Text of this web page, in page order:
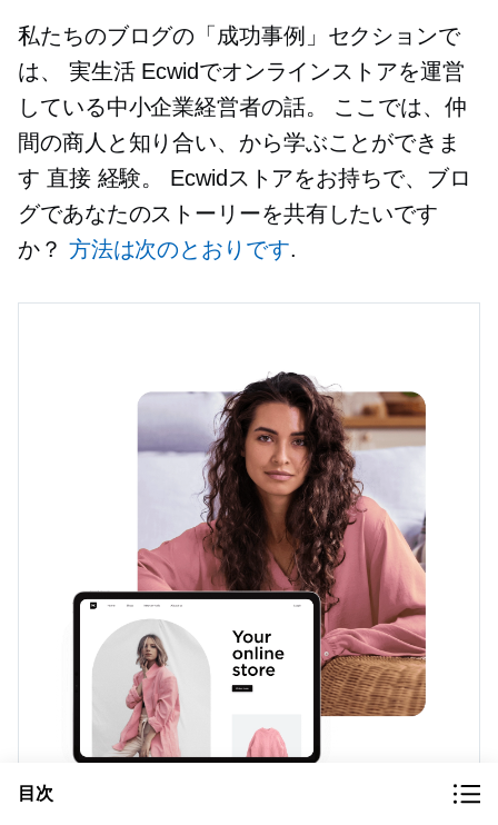
私たちのブログの「成功事例」セクションで
は、 実生活Ecwidでオンラインストアを運営
している中小企業経営者の話。 ここでは、仲
間の商人と知り合い、から学ぶことができま
す 直接経験。 Ecwidストアをお持ちで、ブロ
グであなたのストーリーを共有したいです
か？ 方法は次のとおりです.
目次